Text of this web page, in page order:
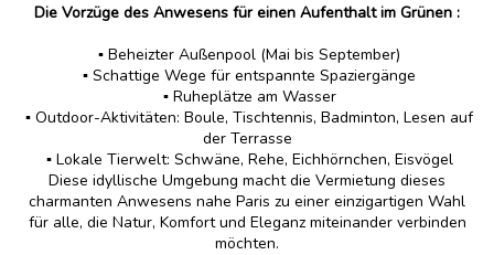
Die Vorzüge des Anwesens für einen Aufenthalt im Grünen :
▪️ Beheizter Außenpool (Mai bis September)
▪️ Schattige Wege für entspannte Spaziergänge
▪️ Ruheplätze am Wasser
▪️ Outdoor-Aktivitäten: Boule, Tischtennis, Badminton, Lesen auf
der Terrasse
▪️ Lokale Tierwelt: Schwäne, Rehe, Eichhörnchen, Eisvögel
Diese idyllische Umgebung macht die Vermietung dieses
charmanten Anwesens nahe Paris zu einer einzigartigen Wahl
für alle, die Natur, Komfort und Eleganz miteinander verbinden
möchten.